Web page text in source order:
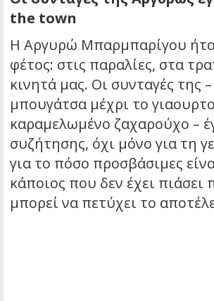
the town
Η Αργυρώ Μπαρμπαρίγου
φέτος: στις παραλίες, στα
κινητά μας. Οι συνταγές της
μπουγάτσα μέχρι το
καραμελωμένο ζαχαρούχο –
συζήτησης, όχι μόνο για τη
για το πόσο προσβάσιμες
κάποιος που δεν έχει πιάσει
μπορεί να πετύχει το